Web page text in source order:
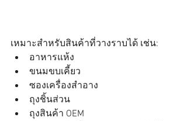
เหมาะสำหรับสินค้าที่วางราบได้ เช่น:
อาหารแห้ง
ขนมขบเคี้ยว
ซองเครื่องสำอาง
ถุงชิ้นส่วน
ถุงสินค้า OEM